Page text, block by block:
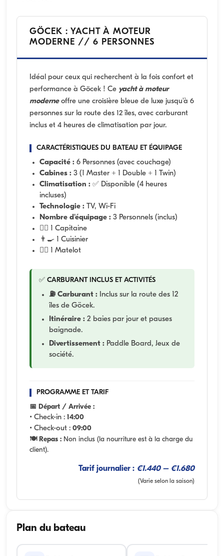
GÖCEK : YACHT À MOTEUR
MODERNE // 6 PERSONNES
Idéal pour ceux qui recherchent à la fois confort et
performance à Göcek ! Ce yacht à moteur
moderneoffre une croisière bleue de luxe jusqu'à 6
personnes sur la route des 12 îles, avec carburant
inclus et 4 heures de climatisation par jour.
CARACTÉRISTIQUES DU BATEAU ET ÉQUIPAGE
Capacité : 6 Personnes (avec couchage)
Cabines : 3 (1 Master + 1 Double + 1 Twin)
Climatisation : ✅ Disponible (4 heures
incluses)
Technologie : TV, Wi-Fi
Nombre d'équipage : 3 Personnels (inclus)
👨‍✈️ 1 Capitaine
👨‍🍳 1 Cuisinier
🧑‍✈️ 1 Matelot
✅ CARBURANT INCLUS ET ACTIVITÉS
⛽ Carburant : Inclus sur la route des 12
îles de Göcek.
Itinéraire : 2 baies par jour et pauses
baignade.
Divertissement : Paddle Board, Jeux de
société.
PROGRAMME ET TARIF
📅 Départ / Arrivée :
• Check-in : 14:00
• Check-out : 09:00
🍽️ Repas : Non inclus (la nourriture est à la charge du
client).
Tarif journalier : €1.440 – €1.680
(Varie selon la saison)
Plan du bateau